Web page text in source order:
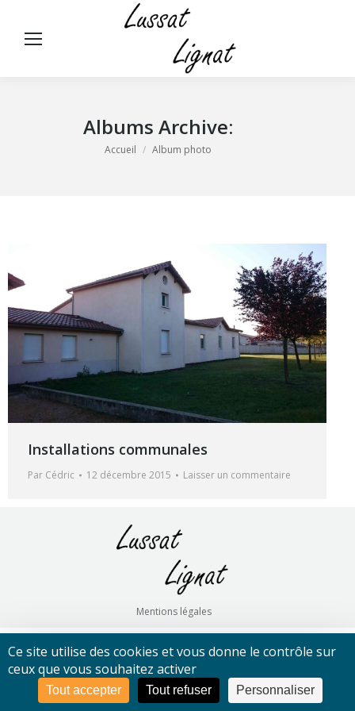
Albums Archive:
Vous êtes ici :
Accueil Album photo
Installations communales
Par Cédric 12 décembre 2015 Laisser un commentaire
Mentions légales
Panneau de gestion des cookies
Ce site utilise des cookies et vous donne le contrôle sur
ceux que vous souhaitez activer
Tout accepter Tout refuser Personnaliser